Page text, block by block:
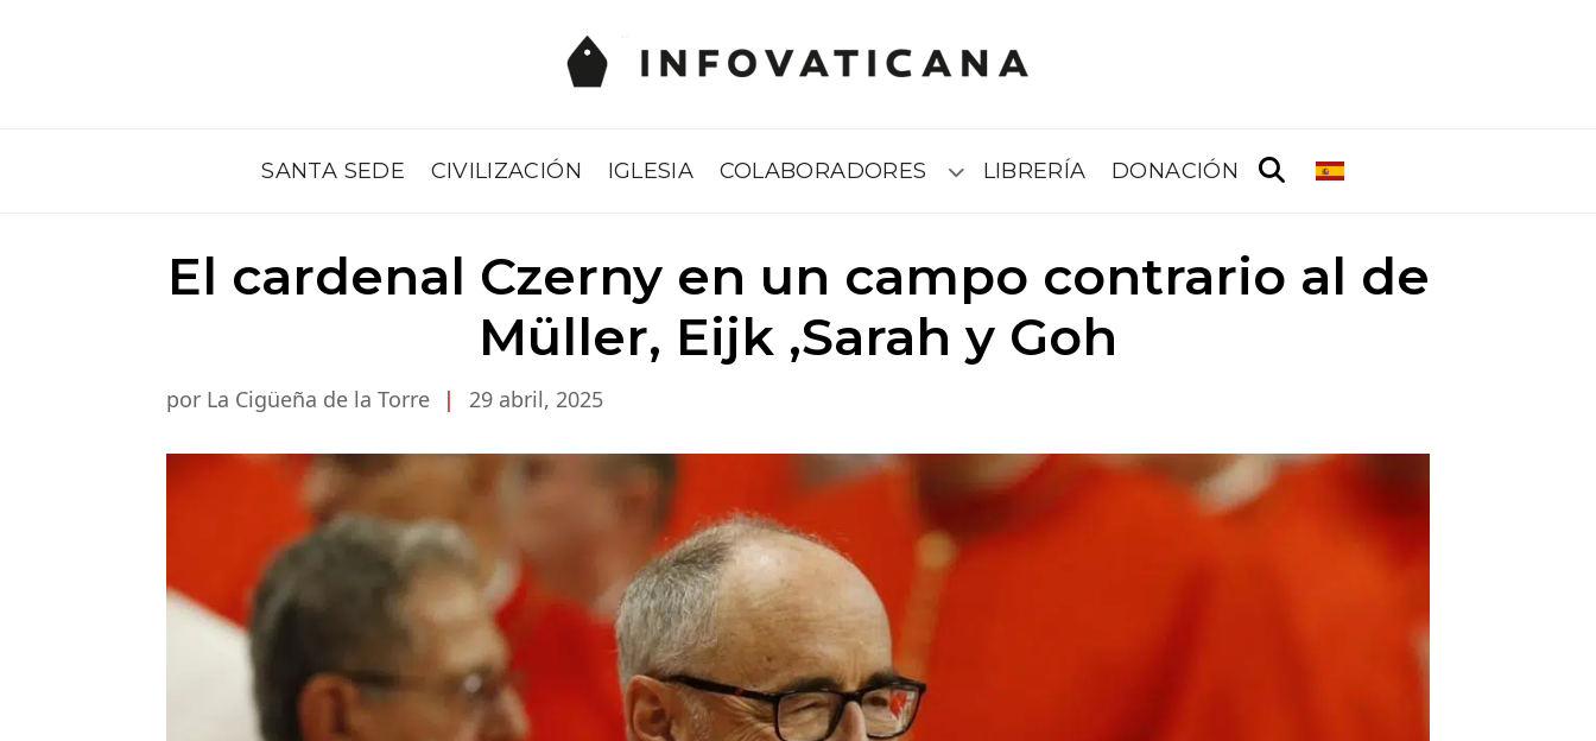
SANTA SEDE CIVILIZACIÓN IGLESIA COLABORADORES Submenú
LIBRERÍA DONACIÓN
El cardenal Czerny en un campo contrario al de
Müller, Eijk ,Sarah y Goh
por La Cigüeña de la Torre | 29 abril, 2025